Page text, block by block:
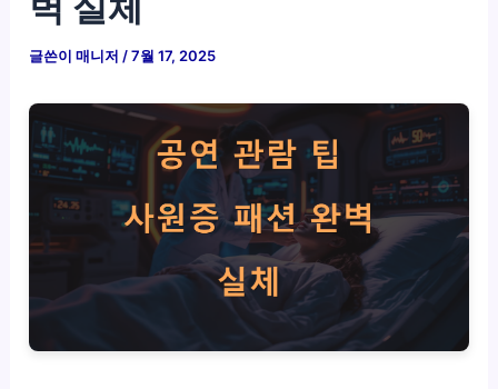
글쓴이매니저 /7월 17, 2025